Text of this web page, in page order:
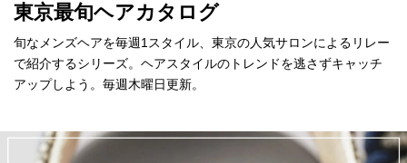
東京最旬ヘアカタログ
旬なメンズヘアを毎週1スタイル、東京の人気サロンによるリレー
で紹介するシリーズ。ヘアスタイルのトレンドを逃さずキャッチ
アップしよう。毎週木曜日更新。